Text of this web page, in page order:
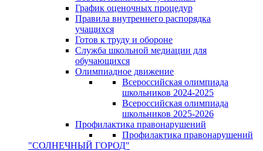
График оценочных процедур
Правила внутреннего распорядка
учащихся
Готов к труду и обороне
Служба школьной медиации для
обучающихся
Олимпиадное движение
Всероссийская олимпиада
школьников 2024-2025
Всероссийская олимпиада
школьников 2025-2026
Профилактика правонарушений
Профилактика правонарушений
"СОЛНЕЧНЫЙ ГОРОД"